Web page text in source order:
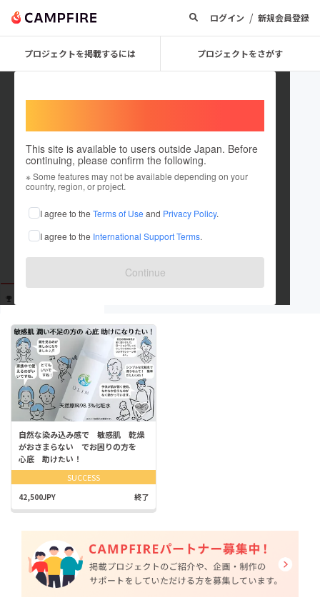
ログイン / 新規会員登録
プロジェクトを掲載するには プロジェクトをさがす
This site is available to users outside Japan. Before
continuing, please confirm the following.
※ Some features may not be available depending on your
country, region, or project.
I agree to the Terms of Use and Privacy Policy.
I agree to the International Support Terms.
Continue
sasasasaisida
出身国：未設定
自然な染み込み感で 敏感肌 乾燥
がおさまらない でお困りの方を
心底 助けたい！
SUCCESS
42,500JPY 終了